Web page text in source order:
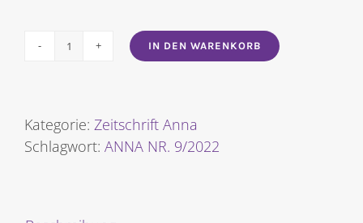
ANNA
Menge
IN DEN WARENKORB
Kategorie: Zeitschrift Anna
Schlagwort: ANNA NR. 9/2022